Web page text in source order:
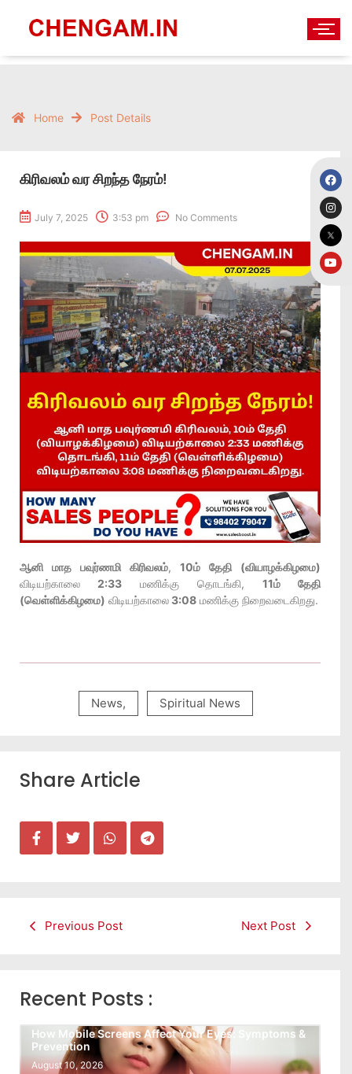
Home Post Details
கிரிவலம் வர சிறந்த நேரம்!
July 7, 2025 3:53 pm No Comments
ஆனி மாத பவுர்ணமி கிரிவலம்,10ம் தேதி (வியாழக்கிழமை)
விடியற்காலை 2:33 மணிக்கு தொடங்கி, 11ம் தேதி
(வெள்ளிக்கிழமை) விடியற்காலை 3:08 மணிக்கு நிறைவடைகிறது.
News, Spiritual News
Share Article
Previous Post Next Post
Recent Posts :
How Mobile Screens Affect Your Eyes: Symptoms &
Prevention
August 10, 2026